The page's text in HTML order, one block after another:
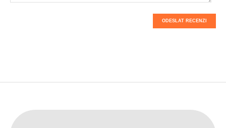
ODESLAT RECENZI